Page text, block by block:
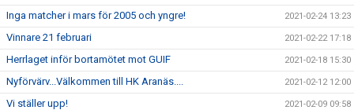
Inga matcher i mars för 2005 och yngre! 2021-02-24 13:23
Vinnare 21 februari 2021-02-22 17:18
Herrlaget inför bortamötet mot GUIF 2021-02-18 15:30
Nyförvärv...Välkommen till HK Aranäs.... 2021-02-12 12:00
Vi ställer upp! 2021-02-09 09:58